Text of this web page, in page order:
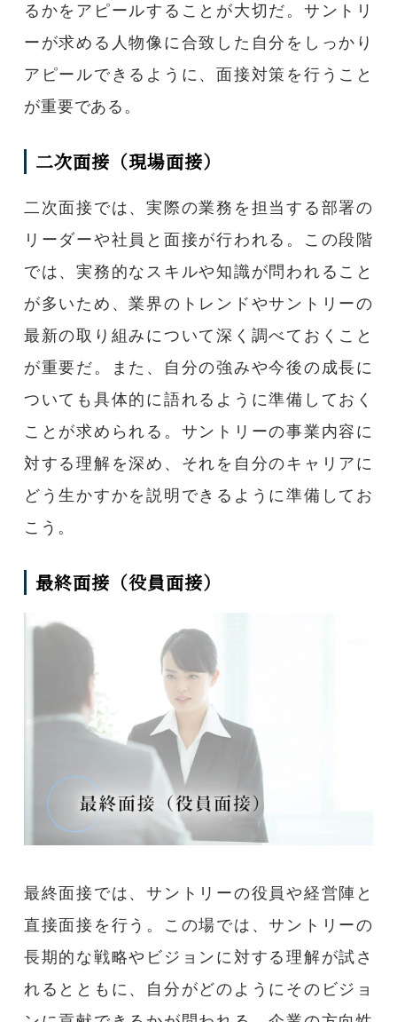
るかをアピールすることが大切だ。サントリ
ーが求める人物像に合致した自分をしっかり
アピールできるように、面接対策を行うこと
が重要である。
二次面接（現場面接）
二次面接では、実際の業務を担当する部署の
リーダーや社員と面接が行われる。この段階
では、実務的なスキルや知識が問われること
が多いため、業界のトレンドやサントリーの
最新の取り組みについて深く調べておくこと
が重要だ。また、自分の強みや今後の成長に
ついても具体的に語れるように準備しておく
ことが求められる。サントリーの事業内容に
対する理解を深め、それを自分のキャリアに
どう生かすかを説明できるように準備してお
こう。
最終面接（役員面接）
最終面接では、サントリーの役員や経営陣と
直接面接を行う。この場では、サントリーの
長期的な戦略やビジョンに対する理解が試さ
れるとともに、自分がどのようにそのビジョ